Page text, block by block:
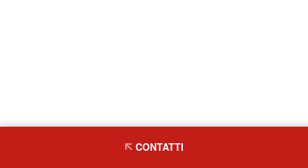
CONTATTI